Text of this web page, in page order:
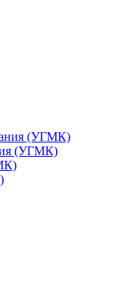
(УГМК)